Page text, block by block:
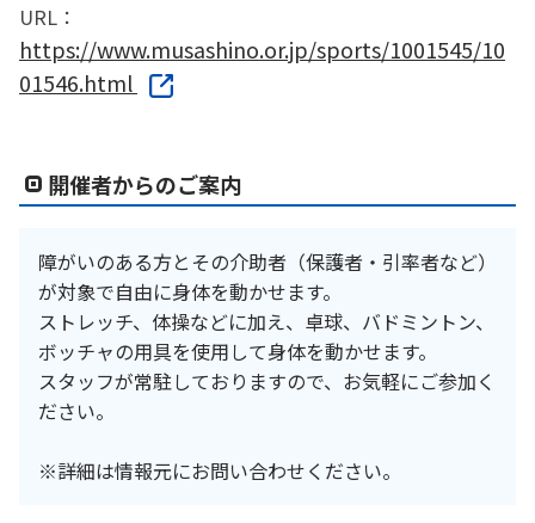
URL：
https://www.musashino.or.jp/sports/1001545/10
01546.html
開催者からのご案内
障がいのある方とその介助者（保護者・引率者など）
が対象で自由に身体を動かせます。
ストレッチ、体操などに加え、卓球、バドミントン、
ボッチャの用具を使用して身体を動かせます。
スタッフが常駐しておりますので、お気軽にご参加く
ださい。
※詳細は情報元にお問い合わせください。